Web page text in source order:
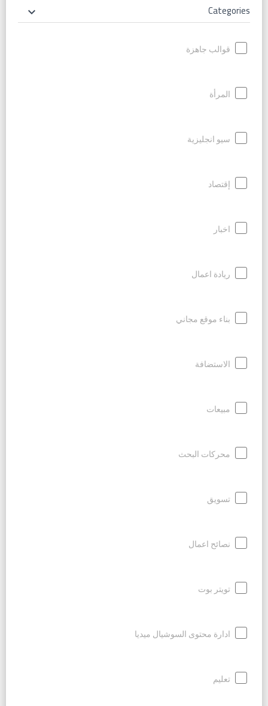
Categories
keyboard_arrow_down
قوالب جاهزة
المرأة
سيو انجليزية
إقتصاد
اخبار
ريادة اعمال
بناء موقع مجاني
الاستضافة
مبيعات
محركات البحث
تسويق
نصائح اعمال
تويتر بوت
ادارة محتوى السوشيال ميديا
تعليم